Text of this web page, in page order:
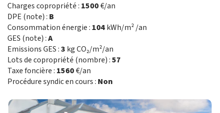
Charges copropriété : 1500€/an
DPE (note) : B
Consommation énergie : 104kWh/m² /an
GES (note) :A
Emissions GES :3 kg CO₂/m²/an
Lots de copropriété (nombre) :57
Taxe foncière : 1560€/an
Procédure syndic en cours : Non